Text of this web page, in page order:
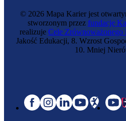
© 2026 Mapa Karier jest
stworzonym przez fundację
realizuje Cele
Jakość Edukacji, 8. Wzrost
10. Mniej